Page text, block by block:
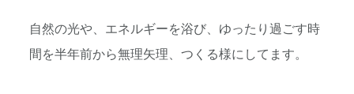
自然の光や、エネルギーを浴び、ゆったり過ごす時
間を半年前から無理矢理、つくる様にしてます。